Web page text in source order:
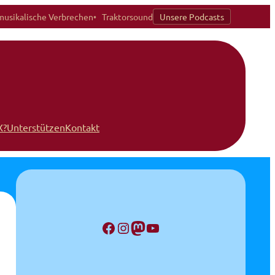
Verbrechen Traktorsound Unsere Podcasts
UnterstützenKontakt
Facebook InstagramMastodon YouTube